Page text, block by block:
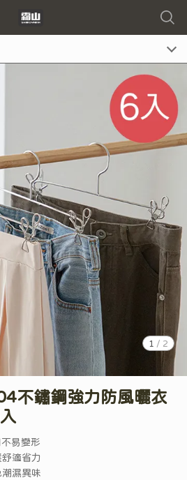
1 / 2
不鏽鋼強力防風曬衣
易變形
適省力
潮濕異味